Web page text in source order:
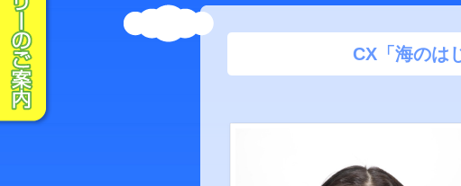
CX「海のは